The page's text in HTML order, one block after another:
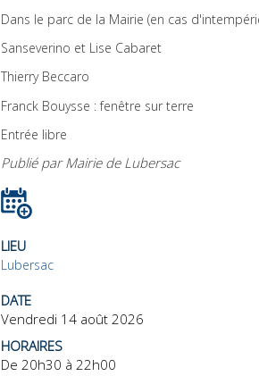
Dans le parc de la Mairie (en cas
Sanseverino et Lise Cabaret
Thierry Beccaro
Franck Bouysse : fenêtre sur terre
Entrée libre
Publié par Mairie de Lubersac
LIEU
Lubersac
DATE
Vendredi 14 août 2026
HORAIRES
De 20h30 à 22h00